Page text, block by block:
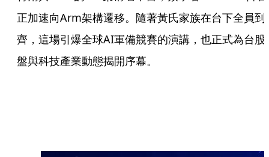
正加速向Arm架構遷移。隨著黃氏家族在台下全員到
齊，這場引爆全球AI軍備競賽的演講，也正式為台股
盤與科技產業動態揭開序幕。